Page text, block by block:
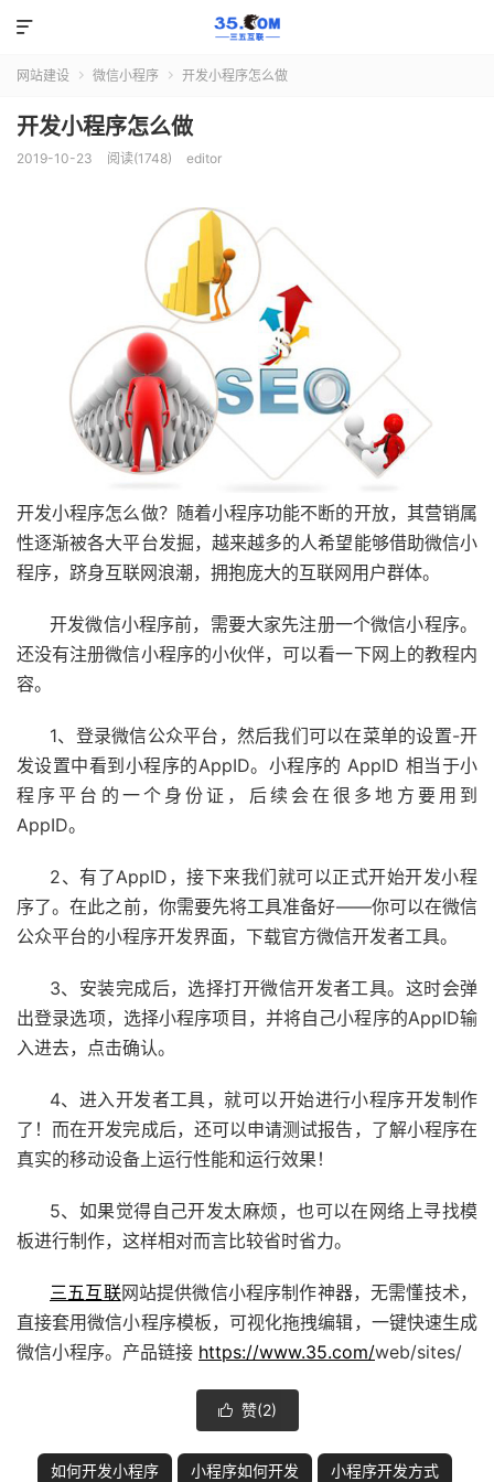

网站建设  微信小程序  开发小程序怎么做
开发小程序怎么做
2019-10-23 阅读(1748) editor
开发小程序怎么做？随着小程序功能不断的开放，其营销属
性逐渐被各大平台发掘，越来越多的人希望能够借助微信小
程序，跻身互联网浪潮，拥抱庞大的互联网用户群体。
开发微信小程序前，需要大家先注册一个微信小程序。
还没有注册微信小程序的小伙伴，可以看一下网上的教程内
容。
1、登录微信公众平台，然后我们可以在菜单的设置-开
发设置中看到小程序的AppID。小程序的 AppID 相当于小
程序平台的一个身份证，后续会在很多地方要用到
AppID。
2、有了AppID，接下来我们就可以正式开始开发小程
序了。在此之前，你需要先将工具准备好——你可以在微信
公众平台的小程序开发界面，下载官方微信开发者工具。
3、安装完成后，选择打开微信开发者工具。这时会弹
出登录选项，选择小程序项目，并将自己小程序的AppID输
入进去，点击确认。
4、进入开发者工具，就可以开始进行小程序开发制作
了！而在开发完成后，还可以申请测试报告，了解小程序在
真实的移动设备上运行性能和运行效果！
5、如果觉得自己开发太麻烦，也可以在网络上寻找模
板进行制作，这样相对而言比较省时省力。
三五互联网站提供微信小程序制作神器，无需懂技术，
直接套用微信小程序模板，可视化拖拽编辑，一键快速生成
微信小程序。产品链接 https://www.35.com/web/sites/
 赞(2)
如何开发小程序 小程序如何开发 小程序开发方式